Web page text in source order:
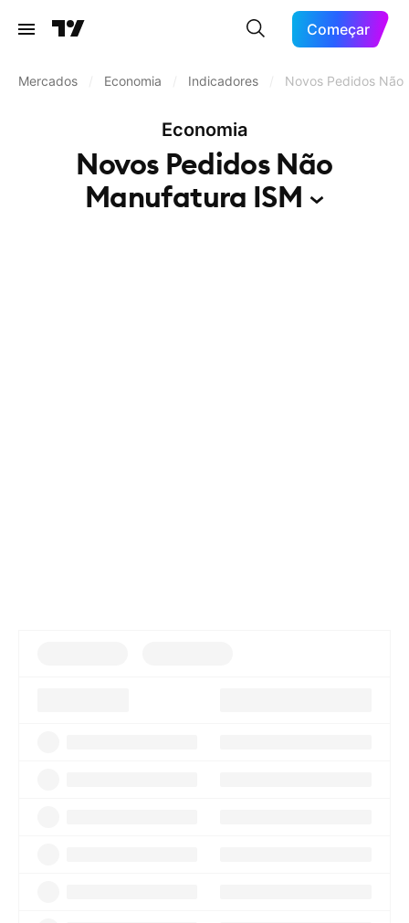
Começar
Mercados Economia Indicadores Novos Pedidos Não
Economia
Novos Pedidos Não
Manufatura ISM